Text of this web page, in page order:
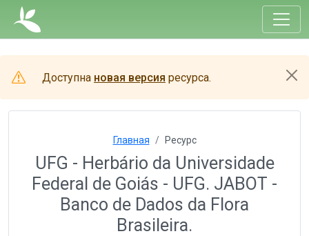
Доступна новая версия ресурса.
Главная Ресурс
UFG - Herbário da Universidade
Federal de Goiás - UFG. JABOT -
Banco de Dados da Flora
Brasileira.